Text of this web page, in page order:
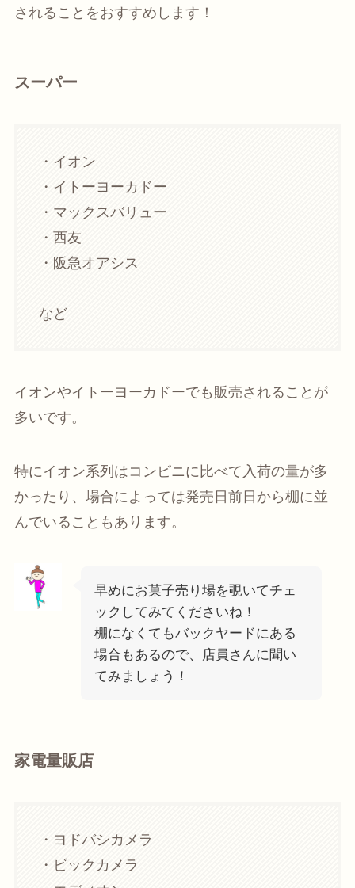
されることをおすすめします！
スーパー
・イオン
・イトーヨーカドー
・マックスバリュー
・西友
・阪急オアシス
など
イオンやイトーヨーカドーでも販売されることが
多いです。
特にイオン系列はコンビニに比べて入荷の量が多
かったり、場合によっては発売日前日から棚に並
んでいることもあります。
早めにお菓子売り場を覗いてチェ
ックしてみてくださいね！
棚になくてもバックヤードにある
場合もあるので、店員さんに聞い
てみましょう！
家電量販店
・ヨドバシカメラ
・ビックカメラ